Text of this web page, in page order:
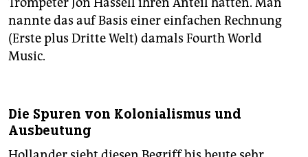
nannte das auf Basis einer einfachen Rechnung
(Erste plus Dritte Welt) damals Fourth World
Music.
Die Spuren von Kolonialismus und
Ausbeutung